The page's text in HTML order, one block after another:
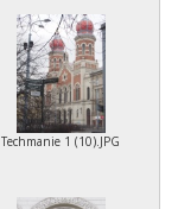
Techmanie 1 (10).JPG